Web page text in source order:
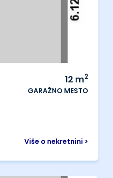
12 m2
GARAŽNO MESTO
Više o nekretnini >